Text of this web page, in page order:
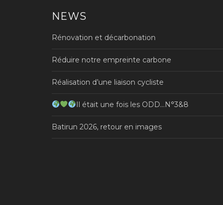
NEWS
Rénovation et décarbonation
Réduire notre empreinte carbone
Réalisation d’une liaison cycliste
Il était une fois les ODD…N°3&8
Batirun 2026, retour en images